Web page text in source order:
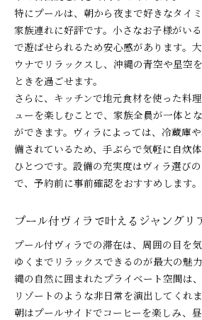
特にプールは、朝から夜まで好きなタイ
家族連れに好評です。小さなお子様がい
で遊ばせられるため安心感があります。
ウナでリラックスし、沖縄の青空や星空
ときを過ごせます。
さらに、キッチンで地元食材を使った料
ューを楽しむことで、家族全員が一体と
ができます。ヴィラによっては、冷蔵庫
備されているため、手ぶらで気軽に自炊
ひとつです。設備の充実度はヴィラ選び
で、予約前に事前確認をおすすめします。
プール付ヴィラで叶えるジャングリ
プール付ヴィラでの滞在は、周囲の目を
ゆくまでリラックスできるのが最大の魅
縄の自然に囲まれたプライベート空間は
リゾートのような非日常を演出してくれま
朝はプールサイドでコーヒーを楽しみ、